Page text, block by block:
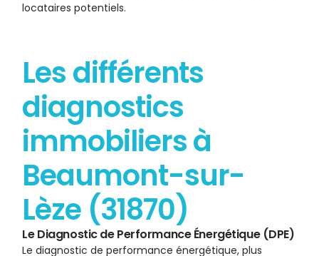
locataires potentiels.
Les différents
diagnostics
immobiliers à
Beaumont-sur-
Lèze (31870)
Le Diagnostic de Performance Énergétique (DPE)
Le diagnostic de performance énergétique, plus